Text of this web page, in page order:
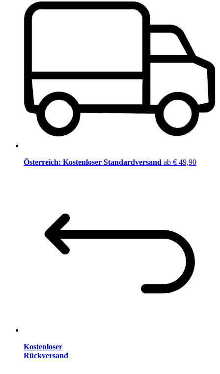
Österreich: Kostenloser Standardversand ab € 49,90
Kostenloser
Rückversand